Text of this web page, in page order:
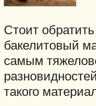
Стоит
бакелитовый
самым
такого